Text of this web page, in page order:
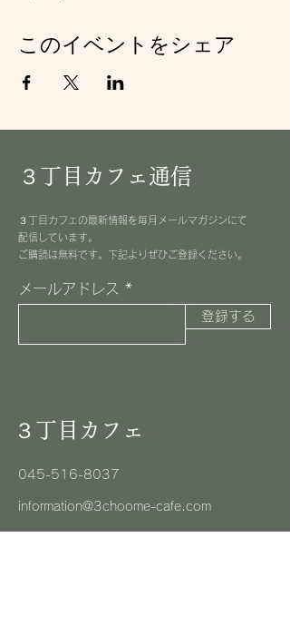
このイベントをシェア
３丁目カフェ通信
３丁目カフェの最新情報を毎月メールマガジンにて
配信しています。
​ご購読は無料です。下記よりぜひご登録ください。
メールアドレス
登録する
３丁目カフェ
045-516-8037
information@3choome-cafe.com